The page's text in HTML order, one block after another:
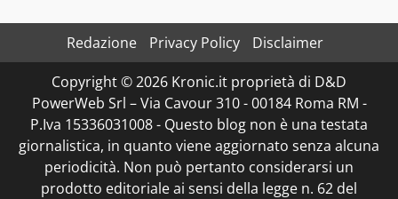
Redazione Privacy Policy
Disclaimer
Copyright © 2026 Kronic.it proprietà di D&D
PowerWeb Srl – Via Cavour 310 - 00184 Roma RM -
P.Iva 15336031008 - Questo blog non è una testata
giornalistica, in quanto viene aggiornato senza alcuna
periodicità. Non può pertanto considerarsi un
prodotto editoriale ai sensi della legge n. 62 del